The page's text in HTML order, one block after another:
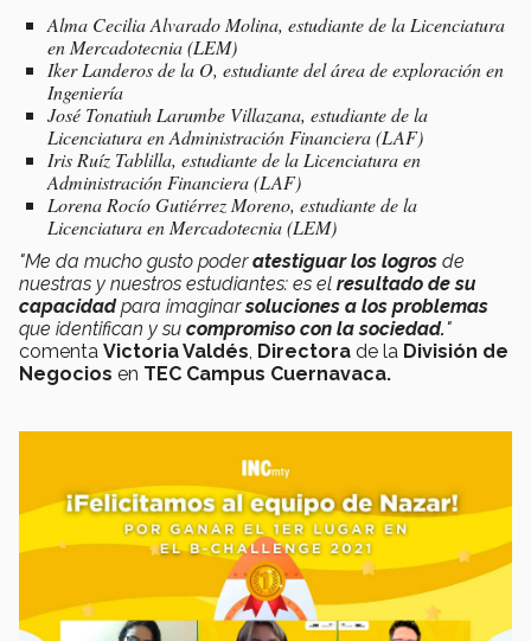
Alma Cecilia Alvarado Molina, estudiante de la Licenciatura
en Mercadotecnia (LEM)
Iker Landeros de la O, estudiante del área de exploración en
Ingeniería
José Tonatiuh Larumbe Villazana, estudiante de la
Licenciatura en Administración Financiera (LAF)
Iris Ruíz Tablilla, estudiante de la Licenciatura en
Administración Financiera (LAF)
Lorena Rocío Gutiérrez Moreno, estudiante de la
Licenciatura en Mercadotecnia (LEM)
"Me da mucho gusto poderatestiguar los logros de
nuestras y nuestros estudiantes: es el resultado de su
capacidadpara imaginarsoluciones a los problemas
que identifican y su compromiso con la sociedad. "
comenta Victoria Valdés Directora de la División de
Negocios en TEC Campus Cuernavaca.